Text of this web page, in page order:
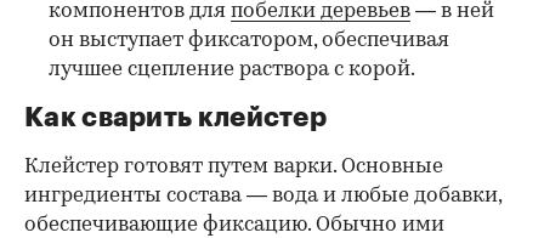
компонентов для побелки деревьев — в ней
он выступает фиксатором, обеспечивая
лучшее сцепление раствора с корой.
Как сварить клейстер
Клейстер готовят путем варки. Основные
ингредиенты состава — вода и любые добавки,
обеспечивающие фиксацию. Обычно ими